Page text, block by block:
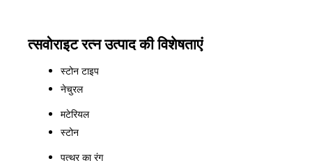
त्सवोराइट रत्न उत्पाद की विशेषताएं
स्टोन टाइप
नेचुरल
मटेरियल
स्टोन
पत्थर का रंग